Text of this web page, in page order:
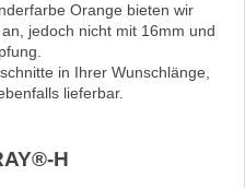
Orange bieten wir
jedoch nicht mit 16mm und
in Ihrer Wunschlänge,
lieferbar.
H